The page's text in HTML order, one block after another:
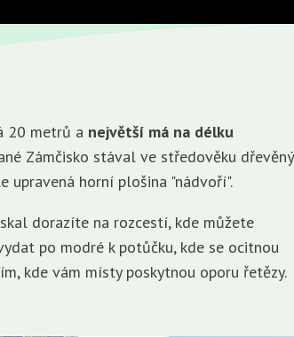
20 metrů a největší má na délku
Zámčisko stával ve středověku dřevěný
upravená horní plošina "nádvoří".
dorazíte na rozcestí, kde můžete
po modré k potůčku, kde se ocitnou
kde vám místy poskytnou oporu řetězy.